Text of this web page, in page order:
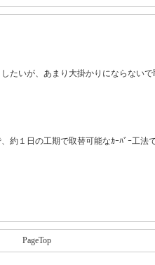
いが、あまり大掛かりにならないで
約１日の工期で取替可能なｶｰﾊﾞｰ工法
PageTop